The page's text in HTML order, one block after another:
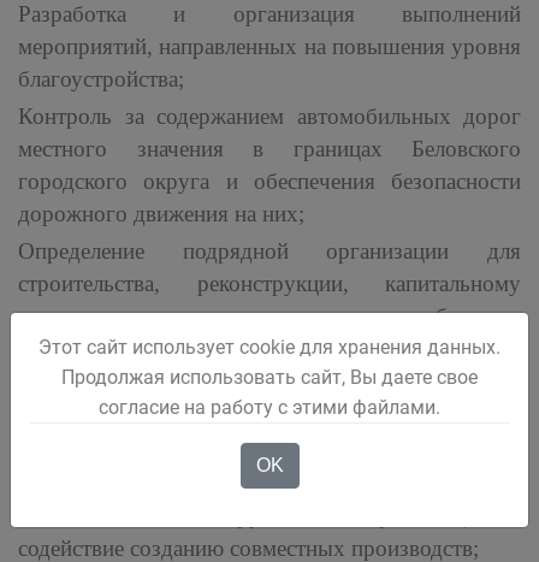
Разработка и организация выполнений
мероприятий, направленных на повышения уровня
благоустройства;
Контроль за содержанием автомобильных дорог
местного значения в границах Беловского
городского округа и обеспечения безопасности
дорожного движения на них;
Определение подрядной организации для
строительства, реконструкции, капитальному
ремонту, ремонту и содержанию автомобильных
дорог общего пользования местного значения,
мостов и иных транспортных, инженерных
сооружений»;
Осуществление научно-технического
сотрудничества с соответствующими
содействие созданию совместных производств;
Этот сайт использует cookie для хранения данных.
Продолжая использовать сайт, Вы даете свое
согласие на работу с этими файлами.
OK